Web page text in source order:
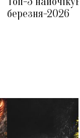
березня-2026